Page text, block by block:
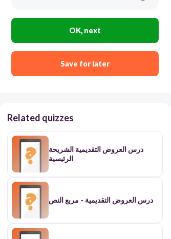
معاينة الشرايح
OK, next
Save for later
Related quizzes
درس العروض التقديمية الشريحة
الرئيسية
درس العروض التقديمية - مربع النص